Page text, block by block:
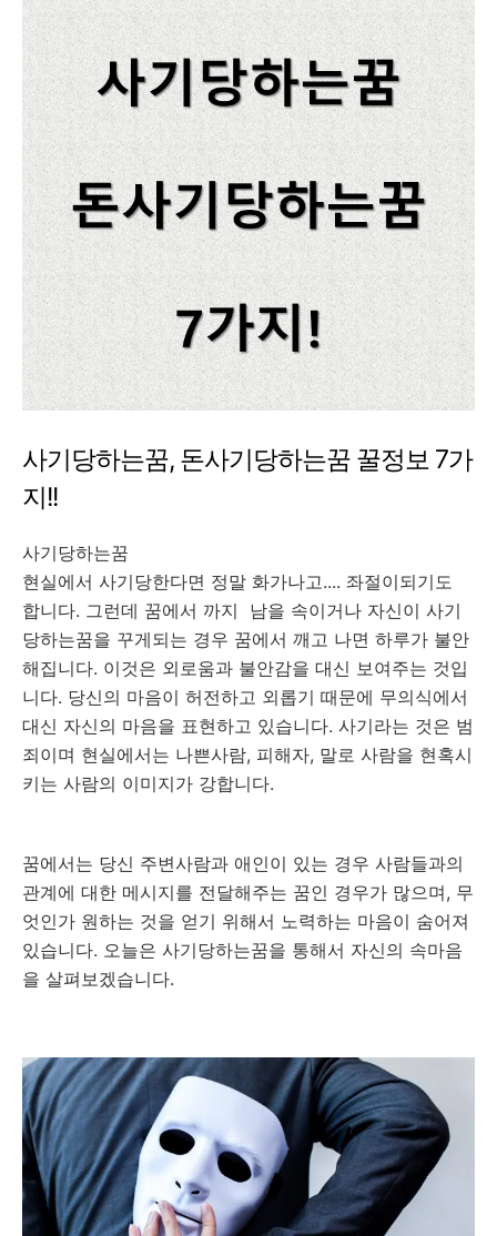
사기당하는꿈, 돈사기당하는꿈 꿀정보 7가
지!!
사기당하는꿈
현실에서 사기당한다면 정말 화가나고.... 좌절이되기도
합니다. 그런데 꿈에서 까지 남을 속이거나 자신이 사기
당하는꿈을 꾸게되는 경우 꿈에서 깨고 나면 하루가 불안
해집니다. 이것은 외로움과 불안감을 대신 보여주는 것입
니다. 당신의 마음이 허전하고 외롭기 때문에 무의식에서
대신 자신의 마음을 표현하고 있습니다. 사기라는 것은 범
죄이며 현실에서는 나쁜사람, 피해자, 말로 사람을 현혹시
키는 사람의 이미지가 강합니다.
꿈에서는 당신 주변사람과 애인이 있는 경우 사람들과의
관계에 대한 메시지를 전달해주는 꿈인 경우가 많으며, 무
엇인가 원하는 것을 얻기 위해서 노력하는 마음이 숨어져
있습니다. 오늘은 사기당하는꿈을 통해서 자신의 속마음
을 살펴보겠습니다.